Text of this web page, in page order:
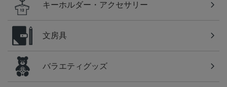
キーホルダー・アクセサリー
文房具
バラエティグッズ